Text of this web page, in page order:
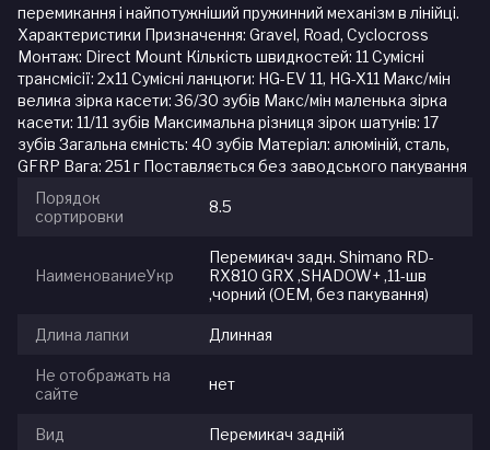
перемикання і найпотужніший пружинний механізм в лінійці.
Характеристики Призначення: Gravel, Road, Cyclocross
Монтаж: Direct Mount Кількість швидкостей: 11 Сумісні
трансмісії: 2х11 Сумісні ланцюги: HG-EV 11, HG-X11 Макс/мін
велика зірка касети: 36/30 зубів Макс/мін маленька зірка
касети: 11/11 зубів Максимальна різниця зірок шатунів: 17
зубів Загальна ємність: 40 зубів Матеріал: алюміній, сталь,
GFRP Вага: 251 г Поставляється без заводського пакування
Порядок
сортировки
8.5
НаименованиеУкр
Перемикач задн. Shimano RD-
RX810 GRX ,SHADOW+ ,11-шв
,чорний (ОЕМ, без пакування)
Длина лапки Длинная
Не отображать на
сайте
нет
Вид Перемикач задній